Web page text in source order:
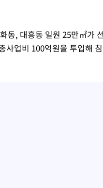
동, 대흥동 일원 25만㎡가
사업비 100억원을 투입해